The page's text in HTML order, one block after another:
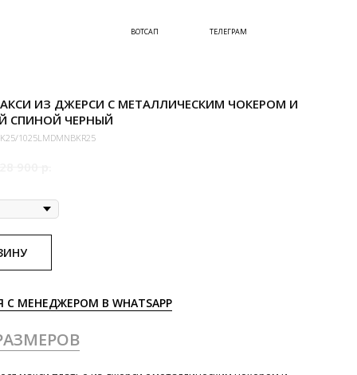
ВОТСАП ТЕЛЕГРАМ
ИЗ ДЖЕРСИ С МЕТАЛЛИЧЕСКИМ ЧОКЕРОМ И
СПИНОЙ ЧЕРНЫЙ
1025LMDMNBKR25
С МЕНЕДЖЕРОМ В WHATSAPP